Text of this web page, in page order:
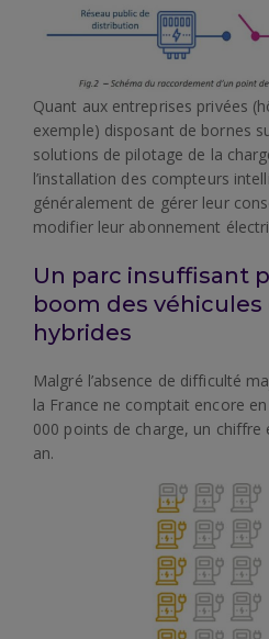
Quant aux entreprises privées
exemple) disposant de bornes
solutions de pilotage de la
l’installation des compteurs
généralement de gérer leur
modifier leur abonnement
Un parc insuffisant
boom des
hybrides
Malgré l’absence de difficulté
la France ne comptait encore
000 points de charge, un chiffre
an.